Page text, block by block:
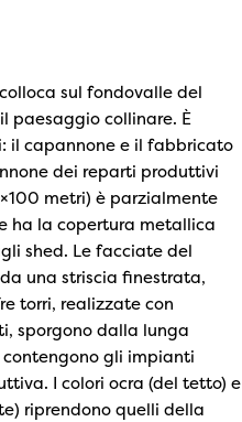
sul fondovalle del
paesaggio collinare. È
il capannone e il fabbricato
dei reparti produttivi
metri) è parzialmente
ha la copertura metallica
shed. Le facciate del
una striscia finestrata,
torri, realizzate con
sporgono dalla lunga
gli impianti
I colori ocra (del tetto) e
riprendono quelli della